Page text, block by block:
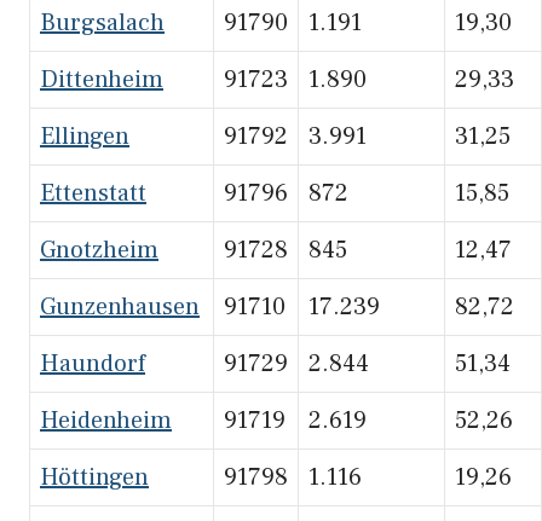
Burgsalach
91790 1.191
19,30
Dittenheim
91723 1.890
29,33
Ellingen
91792 3.991
31,25
Ettenstatt
91796 872
15,85
Gnotzheim
91728 845
12,47
Gunzenhausen
91710 17.239
82,72
Haundorf
91729 2.844
51,34
Heidenheim
91719 2.619
52,26
Höttingen
91798 1.116
19,26